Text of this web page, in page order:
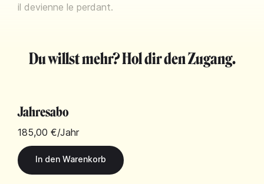
il devienne le perdant.
Du willst mehr? Hol dir den Zugang.
Jahresabo
185,00 €/Jahr